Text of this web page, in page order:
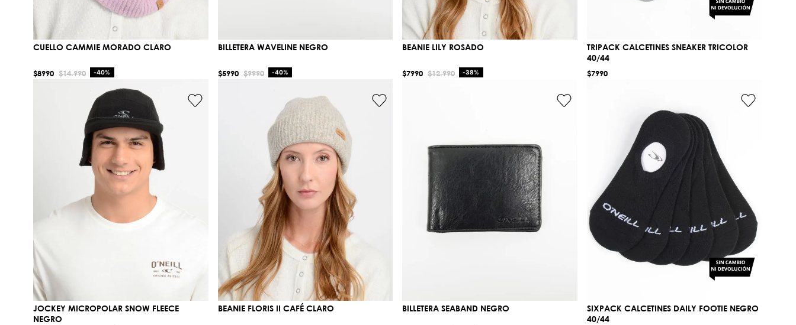
CUELLO CAMMIE MORADO CLARO
$14.990
$8990 -40%
BILLETERA WAVELINE NEGRO
$9990
$5990 -40%
BEANIE LILY ROSADO
$12.990
$7990 -38%
TRIPACK CALCETINES SNEAKER TRICOLOR
40/44
$7990
JOCKEY MICROPOLAR SNOW FLEECE
NEGRO
BEANIE FLORIS II CAFÉ CLARO BILLETERA SEABAND NEGRO
SIXPACK CALCETINES DAILY FOOTIE NEGRO
40/44